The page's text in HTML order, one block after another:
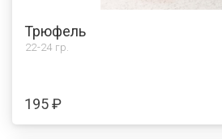
Трюфель
22-24 гр.
195 ₽